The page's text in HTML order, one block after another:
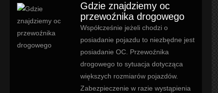
Gdzie znajdziemy oc
przewoźnika drogowego
Współcześnie jeżeli chodzi o
posiadanie pojazdu to niezbędne jest
posiadanie OC. Przewoźnika
drogowego to sytuacja dotycząca
większych rozmiarów pojazdów.
Zabezpieczenie w razie wystąpienia